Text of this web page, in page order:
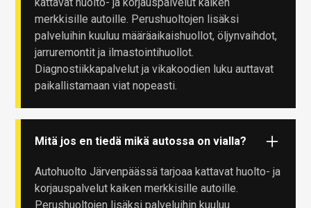
kattavat huolto- ja korjauspalvelut kaiken
merkkisille autoille. Perushuoltojen lisäksi
palveluihin kuuluu määräaikaishuollot, öljynvaihdot,
jarruremontit ja ilmastointihuollot.
Diagnostiikkapalvelut ja vikakoodien luku auttavat
paikallistamaan viat nopeasti.
Mitä jos en tiedä mikä autossa on vialla?
Autohuolto Järvenpäässä tarjoaa kattavat huolto- ja
korjauspalvelut kaiken merkkisille autoille.
Perushuoltojen lisäksi palveluihin kuuluu